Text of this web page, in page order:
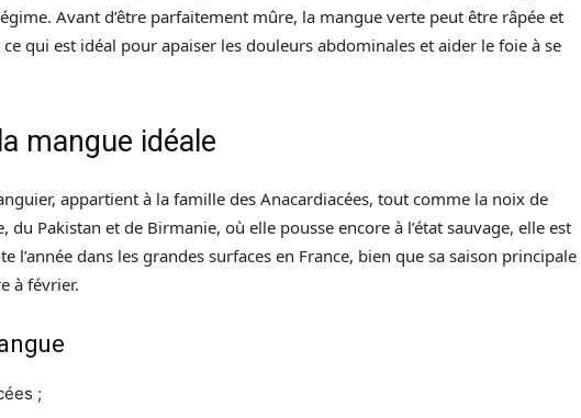
Avant d’être parfaitement mûre, la mangue verte peut être râpée et
qui est idéal pour apaiser les douleurs abdominales et aider le foie à se
mangue idéale
appartient à la famille des Anacardiacées, tout comme la noix de
du Pakistan et de Birmanie, où elle pousse encore à l’état sauvage, elle est
l’année dans les grandes surfaces en France, bien que sa saison principale
à février.
;